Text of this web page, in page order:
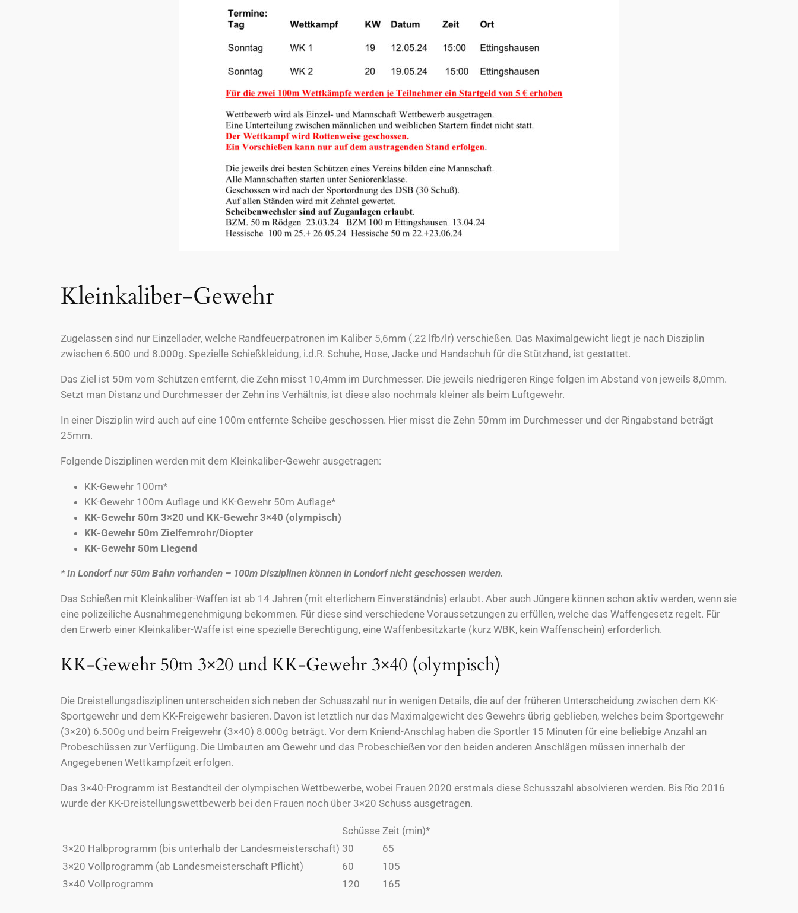
Kleinkaliber-Gewehr
Zugelassen sind nur Einzellader, welche Randfeuerpatronen im Kaliber 5,6mm (.22 lfb/lr) verschießen. Das Maximalgewicht liegt je nach Disziplin
zwischen 6.500 und 8.000g. Spezielle Schießkleidung, i.d.R. Schuhe, Hose, Jacke und Handschuh für die Stützhand, ist gestattet.
Das Ziel ist 50m vom Schützen entfernt, die Zehn misst 10,4mm im Durchmesser. Die jeweils niedrigeren Ringe folgen im Abstand von jeweils 8,0mm.
Setzt man Distanz und Durchmesser der Zehn ins Verhältnis, ist diese also nochmals kleiner als beim Luftgewehr.
In einer Disziplin wird auch auf eine 100m entfernte Scheibe geschossen. Hier misst die Zehn 50mm im Durchmesser und der Ringabstand beträgt
25mm.
Folgende Disziplinen werden mit dem Kleinkaliber-Gewehr ausgetragen:
KK-Gewehr 100m*
KK-Gewehr 100m Auflage und KK-Gewehr 50m Auflage*
KK-Gewehr 50m 3×20 und KK-Gewehr 3×40 (olympisch)
KK-Gewehr 50m Zielfernrohr/Diopter
KK-Gewehr 50m Liegend
* In Londorf nur 50m Bahn vorhanden – 100m Disziplinen können in Londorf nicht geschossen werden.
Das Schießen mit Kleinkaliber-Waffen ist ab 14 Jahren (mit elterlichem Einverständnis) erlaubt. Aber auch Jüngere können schon aktiv werden, wenn sie
eine polizeiliche Ausnahmegenehmigung bekommen. Für diese sind verschiedene Voraussetzungen zu erfüllen, welche das Waffengesetz regelt. Für
den Erwerb einer Kleinkaliber-Waffe ist eine spezielle Berechtigung, eine Waffenbesitzkarte (kurz WBK, kein Waffenschein) erforderlich.
KK-Gewehr 50m 3×20 und KK-Gewehr 3×40 (olympisch)
Die Dreistellungsdisziplinen unterscheiden sich neben der Schusszahl nur in wenigen Details, die auf der früheren Unterscheidung zwischen dem KK-
Sportgewehr und dem KK-Freigewehr basieren. Davon ist letztlich nur das Maximalgewicht des Gewehrs übrig geblieben, welches beim Sportgewehr
(3×20) 6.500g und beim Freigewehr (3×40) 8.000g beträgt. Vor dem Kniend-Anschlag haben die Sportler 15 Minuten für eine beliebige Anzahl an
Probeschüssen zur Verfügung. Die Umbauten am Gewehr und das Probeschießen vor den beiden anderen Anschlägen müssen innerhalb der
Angegebenen Wettkampfzeit erfolgen.
Das 3×40-Programm ist Bestandteil der olympischen Wettbewerbe, wobei Frauen 2020 erstmals diese Schusszahl absolvieren werden. Bis Rio 2016
wurde der KK-Dreistellungswettbewerb bei den Frauen noch über 3×20 Schuss ausgetragen.
Schüsse Zeit (min)*
3×20 Halbprogramm (bis unterhalb der Landesmeisterschaft) 30
65
3×20 Vollprogramm (ab Landesmeisterschaft Pflicht)
60
105
3×40 Vollprogramm
120 165